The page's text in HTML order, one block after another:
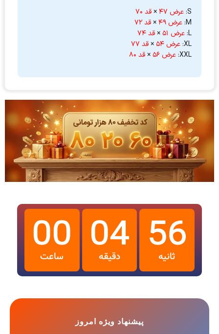
S: عرض ۴۷ ×قد ۷۰
M: عرض ۴۹ ×قد ۷۲
L: عرض ۵۱ ×قد ۷۴
XL: عرض ۵۴ ×قد ۷۷
XXL: عرض ۵۶ ×قد ۸۰
00
ساعت‌ 04
دقیقه 55
ثانیه
پیشنهاد ویژه امروز